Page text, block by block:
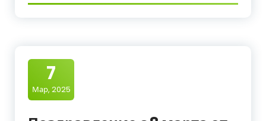
7
Мар, 2025